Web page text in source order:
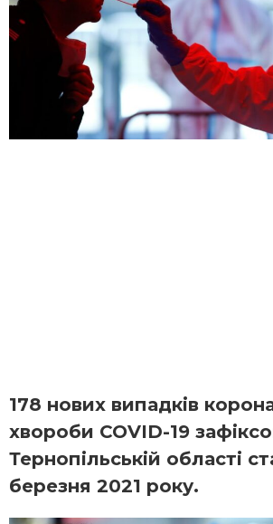
178 нових випадків
хвороби COVID-19
Тернопільській області
березня 2021 року.